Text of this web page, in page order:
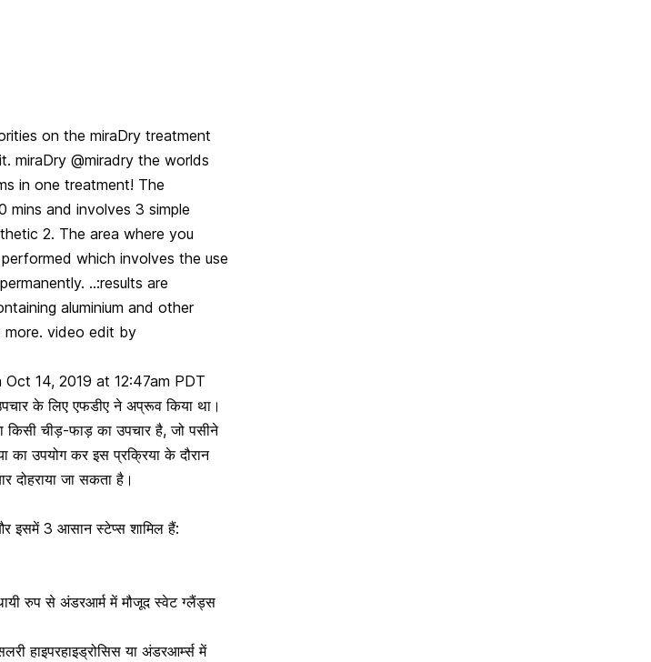
on the miraDry treatment
miraDry @miradry the worlds
in one treatment! The
mins and involves 3 simple
2. The area where you
which involves the use
..:results are
aluminium and other
more. video edit by
Oct 14, 2019 at 12:47am PDT
के लिए एफडीए ने अप्रूव किया था।
किसी चीड़-फाड़ का उपचार है, जो पसीने
का उपयोग कर इस प्रक्रिया के दौरान
दोहराया जा सकता है।
इसमें 3 आसान स्टेप्स शामिल हैं:
रुप से अंडरआर्ममें मौजूद स्वेट ग्लैंड्स
हाइपरहाइड्रोसिस या अंडरआर्म्स में